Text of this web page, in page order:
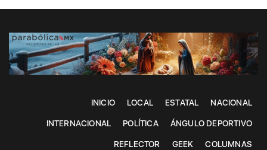
INICIO LOCAL ESTATAL NACIONAL
INTERNACIONAL POLÍTICA ÁNGULO DEPORTIVO
REFLECTOR GEEK COLUMNAS